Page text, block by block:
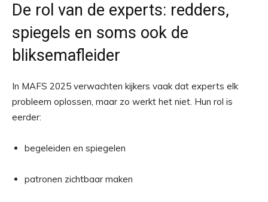
De rol van de experts: redders,
spiegels en soms ook de
bliksemafleider
In MAFS 2025 verwachten kijkers vaak dat experts elk
probleem oplossen, maar zo werkt het niet. Hun rol is
eerder:
begeleiden en spiegelen
patronen zichtbaar maken